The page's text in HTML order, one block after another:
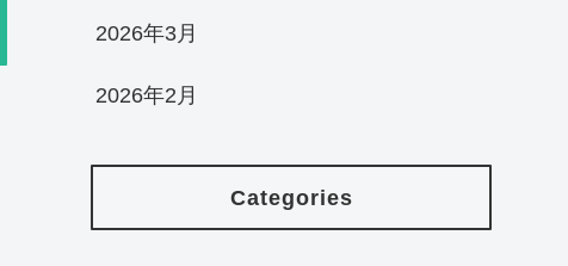
2026年3月
2026年2月
Categories